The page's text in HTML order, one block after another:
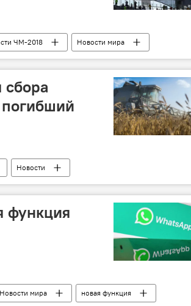
ЧМ-2018
Новости мира
проект
арбитр
Новости
функция
Новости мира
новая функция